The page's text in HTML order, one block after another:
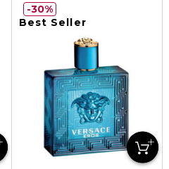
Best Seller
30%